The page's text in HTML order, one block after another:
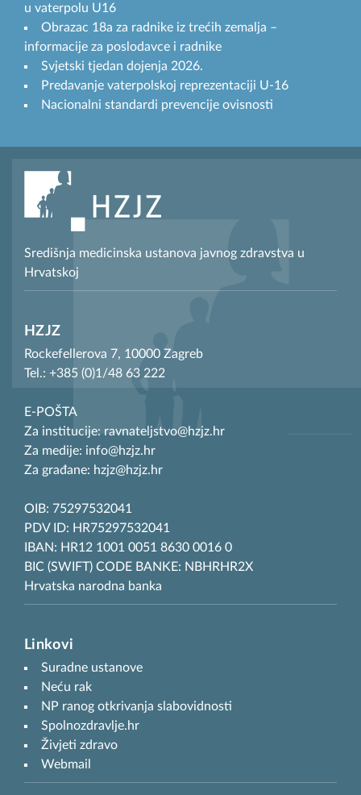
u vaterpolu U16
Obrazac 18a za radnike iz trećih zemalja –
informacije za poslodavce i radnike
Svjetski tjedan dojenja 2026.
Predavanje vaterpolskoj reprezentaciji U-16
Nacionalni standardi prevencije ovisnosti
Središnja medicinska ustanova javnog zdravstva u
Hrvatskoj
HZJZ
Rockefellerova 7, 10000 Zagreb
Tel.: +385 (0)1/48 63 222
E-POŠTA
Za institucije: ravnateljstvo@hzjz.hr
Za medije: info@hzjz.hr
Za građane: hzjz@hzjz.hr
OIB: 75297532041
PDV ID: HR75297532041
IBAN: HR12 1001 0051 8630 0016 0
BIC (SWIFT) CODE BANKE: NBHRHR2X
Hrvatska narodna banka
Linkovi
Suradne ustanove
Neću rak
NP ranog otkrivanja slabovidnosti
Spolnozdravlje.hr
Živjeti zdravo
Webmail